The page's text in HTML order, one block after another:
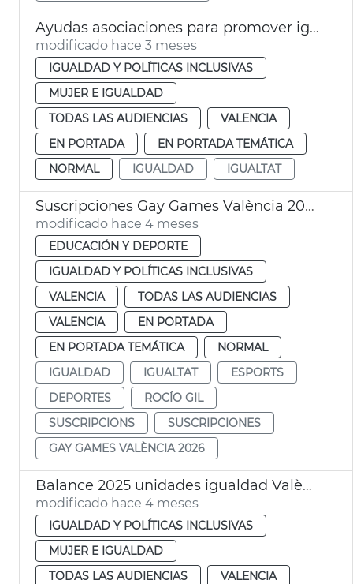
Ayudas asociaciones para promover igualdad de género València
modificado hace 3 meses
IGUALDAD Y POLÍTICAS INCLUSIVAS
MUJER E IGUALDAD
TODAS LAS AUDIENCIAS
VALENCIA
EN PORTADA
EN PORTADA TEMÁTICA
NORMAL
IGUALDAD IGUALTAT
Suscripciones Gay Games València 2026
modificado hace 4 meses
EDUCACIÓN Y DEPORTE
IGUALDAD Y POLÍTICAS INCLUSIVAS
VALENCIA
TODAS LAS AUDIENCIAS
VALENCIA
EN PORTADA
EN PORTADA TEMÁTICA
NORMAL
IGUALDAD
IGUALTAT
ESPORTS
DEPORTES
ROCÍO GIL
SUSCRIPCIONS
SUSCRIPCIONES
GAY GAMES VALÈNCIA 2026
Balance 2025 unidades igualdad València
modificado hace 4 meses
IGUALDAD Y POLÍTICAS INCLUSIVAS
MUJER E IGUALDAD
TODAS LAS AUDIENCIAS
VALENCIA